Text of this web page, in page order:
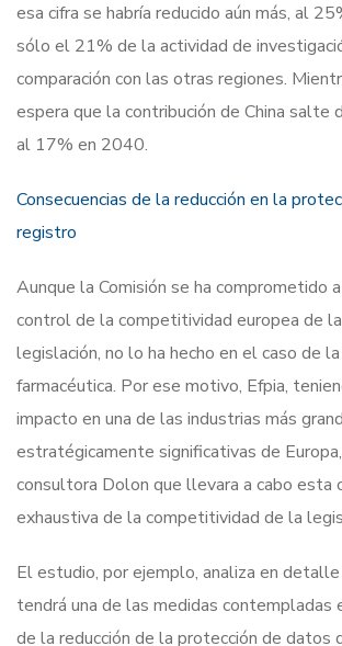
esa cifra se habría reducido aún más, al
sólo el 21% de la actividad de
comparación con las otras regiones.
espera que la contribución de China
al 17% en 2040.
Consecuencias de la reducción en la
registro
Aunque la Comisión se ha comprometido
control de la competitividad europea de
legislación, no lo ha hecho en el caso de
farmacéutica. Por ese motivo, Efpia,
impacto en una de las industrias más
estratégicamente significativas de
consultora Dolon que llevara a cabo esta
exhaustiva de la competitividad de la
El estudio, por ejemplo, analiza en
tendrá una de las medidas contempladas
de la reducción de la protección de datos